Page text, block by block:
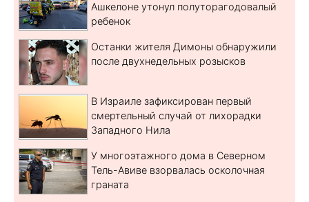
Ашкелоне утонул полуторагодовалый
ребенок
Останки жителя Димоны обнаружили
после двухнедельных розысков
В Израиле зафиксирован первый
смертельный случай от лихорадки
Западного Нила
У многоэтажного дома в Северном
Тель-Авиве взорвалась осколочная
граната